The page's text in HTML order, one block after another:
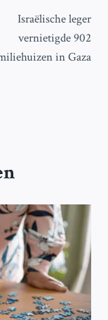
Israëlische leger
vernietigde 902
in Gaza